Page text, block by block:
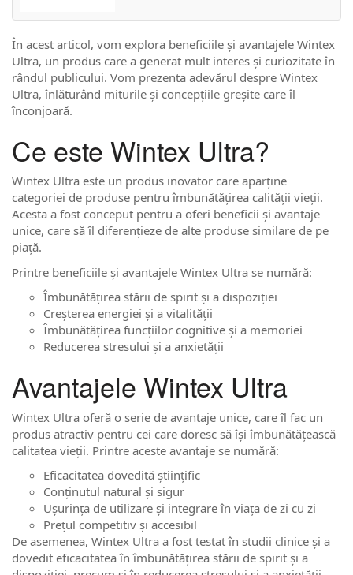
În acest articol, vom explora beneficiile și avantajele Wintex
Ultra, un produs care a generat mult interes și curiozitate în
rândul publicului. Vom prezenta adevărul despre Wintex
Ultra, înlăturând miturile și concepțiile greșite care îl
înconjoară.
Ce este Wintex Ultra?
Wintex Ultra este un produs inovator care aparține
categoriei de produse pentru îmbunătățirea calității vieții.
Acesta a fost conceput pentru a oferi beneficii și avantaje
unice, care să îl diferențieze de alte produse similare de pe
piață.
Printre beneficiile și avantajele Wintex Ultra se numără:
Îmbunătățirea stării de spirit și a dispoziției
Creșterea energiei și a vitalității
Îmbunătățirea funcțiilor cognitive și a memoriei
Reducerea stresului și a anxietății
Avantajele Wintex Ultra
Wintex Ultra oferă o serie de avantaje unice, care îl fac un
produs atractiv pentru cei care doresc să își îmbunătățească
calitatea vieții. Printre aceste avantaje se numără:
Eficacitatea dovedită științific
Conținutul natural și sigur
Ușurința de utilizare și integrare în viața de zi cu zi
Prețul competitiv și accesibil
De asemenea, Wintex Ultra a fost testat în studii clinice și a
dovedit eficacitatea în îmbunătățirea stării de spirit și a